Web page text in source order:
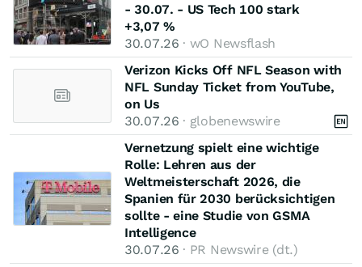
- 30.07. - US Tech 100 stark
+3,07 %
30.07.26 · wO Newsflash
Verizon Kicks Off NFL Season with
NFL Sunday Ticket from YouTube,
on Us
30.07.26 · globenewswire
Vernetzung spielt eine wichtige
Rolle: Lehren aus der
Weltmeisterschaft 2026, die
Spanien für 2030 berücksichtigen
sollte - eine Studie von GSMA
Intelligence
30.07.26 · PR Newswire (dt.)